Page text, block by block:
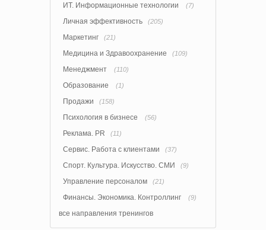
ИТ. Информационные технологии (7)
Личная эффективность (205)
Маркетинг (21)
Медицина и Здравоохранение (109)
Менеджмент (110)
Образование (1)
Продажи (158)
Психология в бизнесе (56)
Реклама. PR (11)
Сервис. Работа с клиентами (37)
Спорт. Культура. Искусство. СМИ (9)
Управление персоналом (21)
Финансы. Экономика. Контроллинг (9)
все направления тренингов